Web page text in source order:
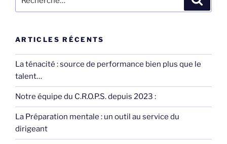
pour
ARTICLES RÉCENTS
La ténacité : source de performance bien plus que le
talent…
Notre équipe du C.R.O.P.S. depuis 2023 :
La Préparation mentale : un outil au service du
dirigeant